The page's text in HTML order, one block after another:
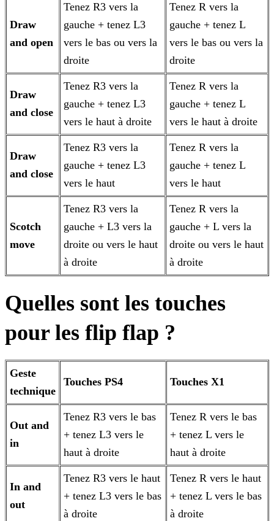
Draw
and open
Tenez R3 vers la
gauche + tenez L3
vers le bas ou vers la
droite
Tenez R vers la
gauche + tenez L
vers le bas ou vers la
droite
Draw
and close
Tenez R3 vers la
gauche + tenez L3
vers le haut à droite
Tenez R vers la
gauche + tenez L
vers le haut à droite
Draw
and close
Tenez R3 vers la
gauche + tenez L3
vers le haut
Tenez R vers la
gauche + tenez L
vers le haut
Scotch
move
Tenez R3 vers la
gauche + L3 vers la
droite ou vers le haut
à droite
Tenez R vers la
gauche + L vers la
droite ou vers le haut
à droite
Quelles sont les touches
pour les flip flap ?
Geste
technique
Touches PS4 Touches X1
Out and
in
Tenez R3 vers le bas
+ tenez L3 vers le
haut à droite
Tenez R vers le bas
+ tenez L vers le
haut à droite
In and
out
Tenez R3 vers le haut
+ tenez L3 vers le bas
à droite
Tenez R vers le haut
+ tenez L vers le bas
à droite